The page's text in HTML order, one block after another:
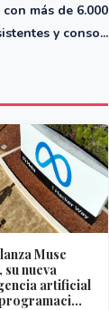
más de 6.000
y conso...
Muse
su nueva
artificial